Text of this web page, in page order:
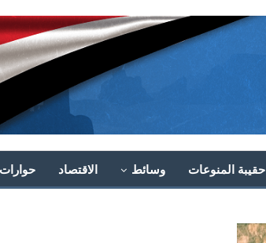
حقيبة المنوعات وسائط الاقتصاد حوارات